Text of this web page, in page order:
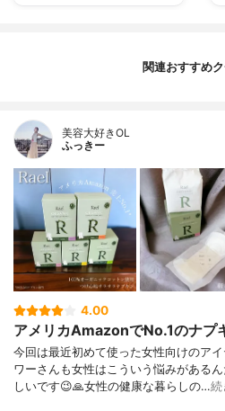
関連おすすめ
美容大好きOL
ふっきー
4.00
アメリカAmazonでNo.1のナプ
今回は最近初めて使った女性向けのア
ワーさんも女性はこういう悩みがある
しいです😉🙏女性の健康な暮らしの…続